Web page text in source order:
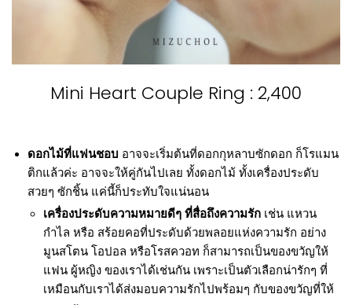
Mini Heart Couple Ring : 2,400
ดอกไม้ที่แฟนชอบ อาจจะเริ่มต้นที่ดอกกุหลาบซักดอก ก็โรแมน
ติกแล้วค่ะ อาจจะให้คู่กันไปเลย ทั้งดอกไม้ ทั้งเครื่องประดับ
สวยๆ ซักชิ้น แค่นี้ก็ประทับใจแน่นอน
เครื่องประดับความหมายดีๆ ที่สื่อถึงความรัก เช่น แหวน
กำไล หรือ สร้อยคอที่ประดับด้วยพลอยแห่งความรัก อย่าง
มูนสโตน โอปอล หรือโรสควอท ก็สามารถเป็นของขวัญให้
แฟน ผู้หญิง ของเราได้เช่นกัน เพราะเป็นตัวเลือกน่ารักๆ ที่
เหมือนกับเราได้ส่งมอบความรักไปพร้อมๆ กับของขวัญที่ให้